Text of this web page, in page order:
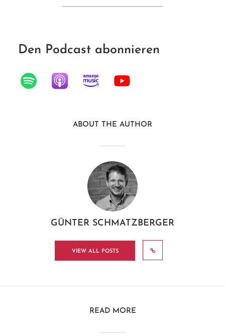
Den Podcast abonnieren
ABOUT THE AUTHOR
GÜNTER SCHMATZBERGER
VIEW ALL POSTS
READ MORE